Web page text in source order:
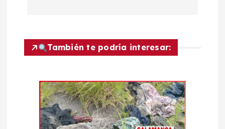
c
También te podría interesar: